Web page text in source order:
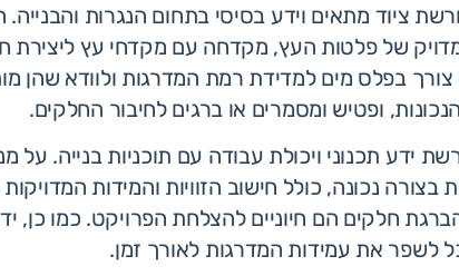
ציוד מתאים וידע בסיסי בתחום הנגרות והבנייה.
של פלטות העץ, מקדחה עם מקדחי עץ ליצירת
בפלס מים למדידת רמת המדרגות ולוודא שהן
ופטיש ומסמרים או ברגים לחיבור החלקים.
ידע תכנוני ויכולת עבודה עם תוכניות בנייה. על
נכונה, כולל חישוב הזוויות והמידות
חלקים הם חיוניים להצלחת הפרויקט. כמו כן,
לשפר את עמידות המדרגות לאורך זמן.